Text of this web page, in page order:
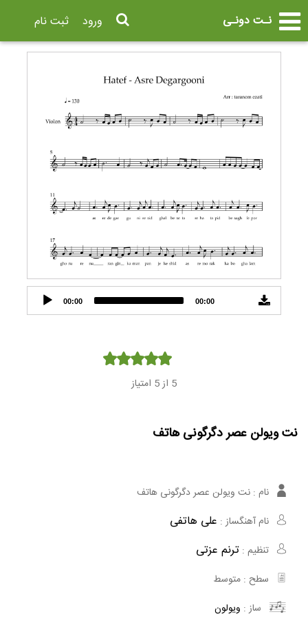
نـت دونـی ثبت نام ورود
Audio
Player
00:00 00:00
5 از 5 امتیاز
نت ویولن عصر دگرگونی هاتف
نام : نت ویولن عصر دگرگونی هاتف
نام آهنگساز : علی هاتفی
تنظیم : ترنم عزتی
سطح : متوسط
ساز : ویولون